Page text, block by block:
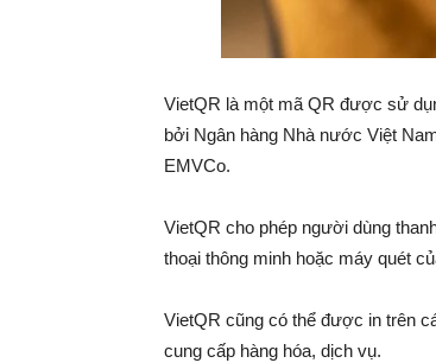
VietQR là một mã QR được sử
bởi Ngân hàng Nhà nước Việt
EMVCo.
VietQR cho phép người dùng
thoại thông minh hoặc máy quét
VietQR cũng có thể được in trên
cung cấp hàng hóa, dịch vụ.